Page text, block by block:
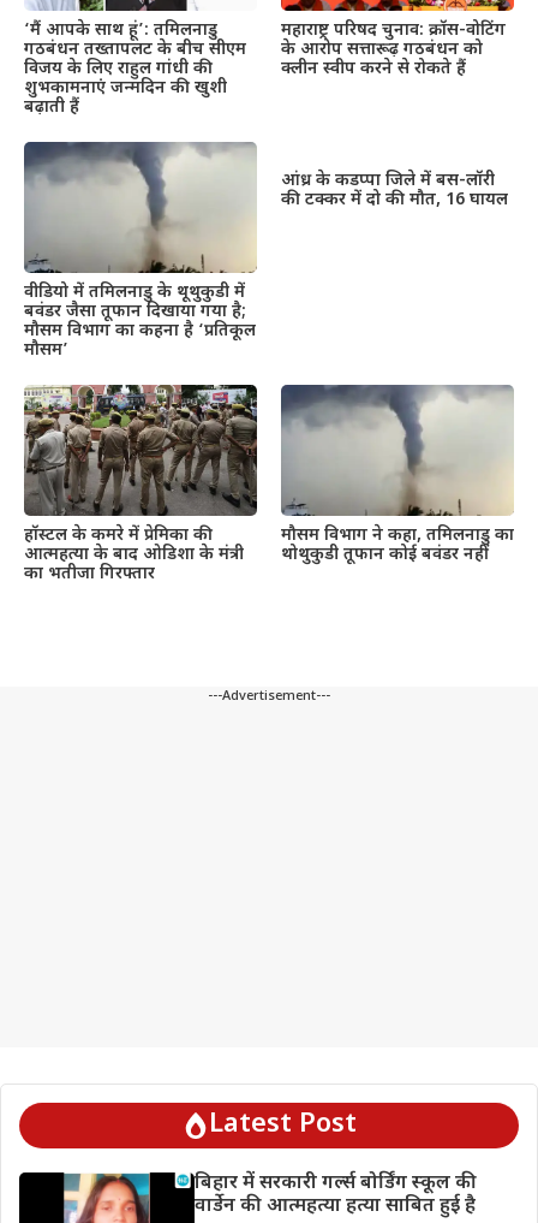
‘मैं आपके साथ हूं’: तमिलनाडु
गठबंधन तख्तापलट के बीच सीएम
विजय के लिए राहुल गांधी की
शुभकामनाएं जन्मदिन की खुशी
बढ़ाती हैं
महाराष्ट्र परिषद चुनाव: क्रॉस-वोटिंग
के आरोप सत्तारूढ़ गठबंधन को
क्लीन स्वीप करने से रोकते हैं
वीडियो में तमिलनाडु के थूथुकुडी में
बवंडर जैसा तूफान दिखाया गया है;
मौसम विभाग का कहना है ‘प्रतिकूल
मौसम’
आंध्र के कडप्पा जिले में बस-लॉरी
की टक्कर में दो की मौत, 16 घायल
हॉस्टल के कमरे में प्रेमिका की
आत्महत्या के बाद ओडिशा के मंत्री
का भतीजा गिरफ्तार
मौसम विभाग ने कहा, तमिलनाडु का
थोथुकुडी तूफान कोई बवंडर नहीं
---Advertisement---
Latest Post
बिहार में सरकारी गर्ल्स बोर्डिंग स्कूल की
वार्डेन की आत्महत्या हत्या साबित हुई है